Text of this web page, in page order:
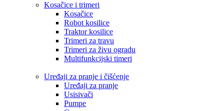
Kosačice i trimeri
Kosačice
Robot kosilice
Traktor kosilice
Trimeri za travu
Trimeri za živu ogradu
Multifunkcijski timeri
Uređaji za pranje i čišćenje
Uređaji za pranje
Usisivači
Pumpe